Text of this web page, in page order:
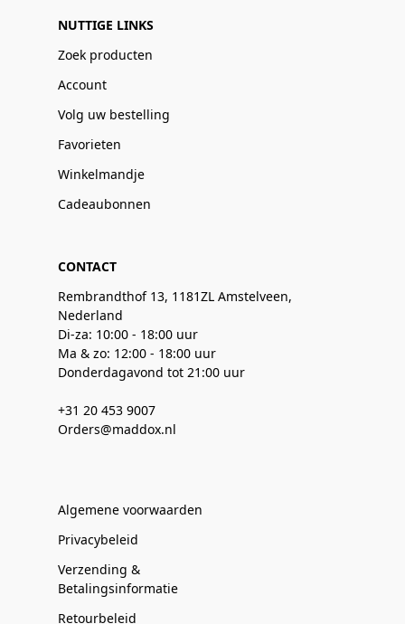
NUTTIGE LINKS
Zoek producten
Account
Volg uw bestelling
Favorieten
Winkelmandje
Cadeaubonnen
CONTACT
Rembrandthof 13, 1181ZL Amstelveen,
Nederland
Di-za: 10:00 - 18:00 uur
Ma & zo: 12:00 - 18:00 uur
Donderdagavond tot 21:00 uur
+31 20 453 9007
Orders@maddox.nl
Algemene voorwaarden
Privacybeleid
Verzending &
Betalingsinformatie
Retourbeleid